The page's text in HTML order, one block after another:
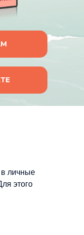
в личные
этого